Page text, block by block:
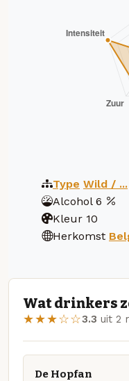
Type Wild / ...
Alcohol 6
Kleur 10
Herkomst
Wat drinkers
★★★☆☆3.3 uit 2
De Hopfan